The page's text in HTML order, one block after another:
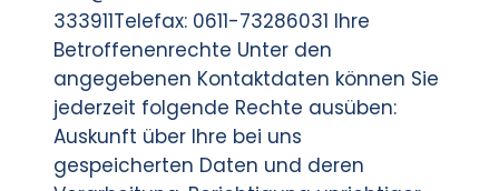
333911Telefax: 0611-73286031 Ihre
Betroffenenrechte Unter den
angegebenen Kontaktdaten können Sie
jederzeit folgende Rechte ausüben:
Auskunft über Ihre bei uns
gespeicherten Daten und deren